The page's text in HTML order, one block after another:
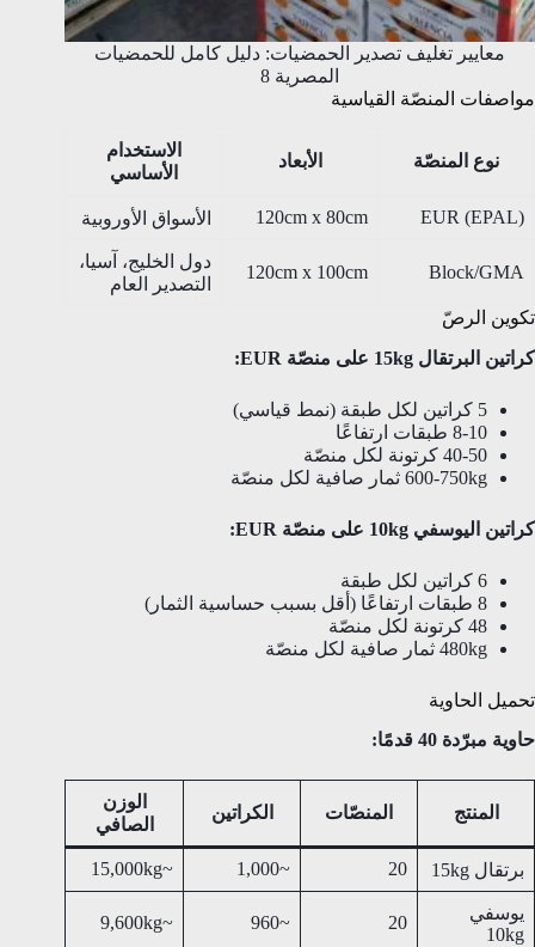
معايير تغليف تصدير الحمضيات: دليل كامل للحمضيات
المصرية 8
مواصفات المنصّة القياسية
نوع المنصّة الأبعاد
الاستخدام
الأساسي
EUR (EPAL)
120cm x 80cm الأسواق الأوروبية
Block/GMA
120cm x 100cm
دول الخليج، آسيا،
التصدير العام
تكوين الرصّ
كراتين البرتقال 15kg على منصّة EUR:
5 كراتين لكل طبقة (نمط قياسي)
8-10 طبقات ارتفاعًا
40-50 كرتونة لكل منصّة
600-750kg ثمار صافية لكل منصّة
كراتين اليوسفي 10kg على منصّة EUR:
6 كراتين لكل طبقة
8 طبقات ارتفاعًا (أقل بسبب حساسية الثمار)
48 كرتونة لكل منصّة
480kg ثمار صافية لكل منصّة
تحميل الحاوية
حاوية مبرّدة 40 قدمًا:
المنتج المنصّات الكراتين
الوزن
الصافي
برتقال 15kg 20
~1,000
~15,000kg
يوسفي
10kg
20
~960
~9,600kg